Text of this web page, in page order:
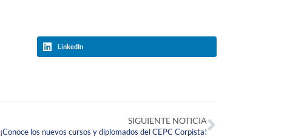
LinkedIn
SIGUIENTE NOTICIA
¡Conoce los nuevos cursos y diplomados del CEPC Corpista!